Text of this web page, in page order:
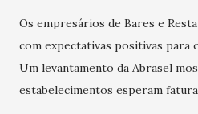
Os empresários de Bares e
com expectativas positivas para
Um levantamento da Abrasel
estabelecimentos esperam